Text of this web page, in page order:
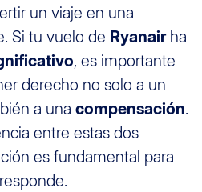
un viaje en una
Si tu vuelo de Ryanairha
, es importante
derecho no solo a un
a una compensación.
entre estas dos
es fundamental para